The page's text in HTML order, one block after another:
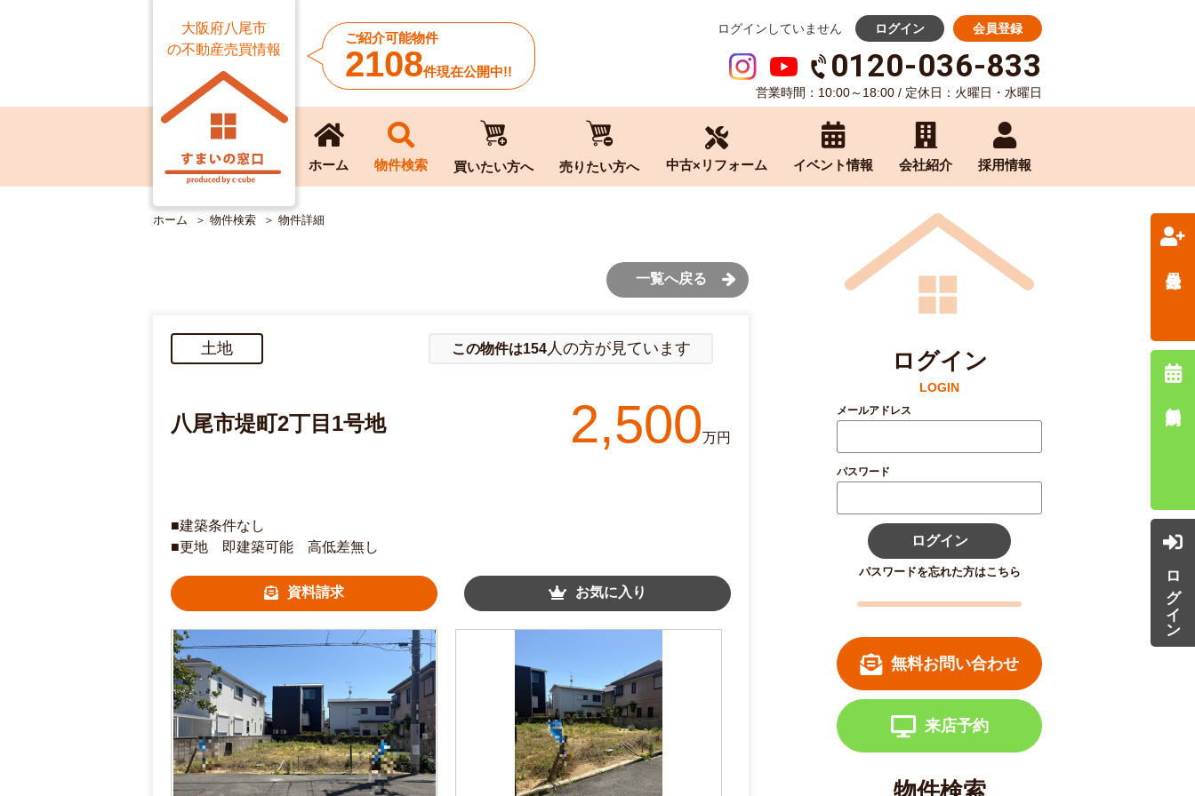
大阪府八尾市
の不動産売買情報
ご紹介可能物件
2108件現在公開中!!
ログインしていません ログイン 会員登録
0120-036-833
営業時間：10:00～18:00 / 定休日：火曜日・水曜日
ホーム 物件検索 買いたい方へ 売りたい方へ 中古×リフォーム イベント情報 会社紹介 採用情報
ログイン
ホーム 物件検索 物件詳細
一覧へ戻る
土地 この物件は154人の方が見ています
八尾市堤町2丁目1号地 2,500万円
■建築条件なし
■更地 即建築可能 高低差無し
資料請求 お気に入り
ログイン
LOGIN
メールアドレス
パスワード
ログイン
パスワードを忘れた方はこちら
無料お問い合わせ
来店予約
物件検索